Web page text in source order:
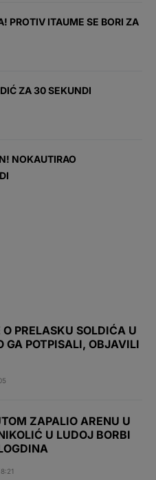
PROTIV ITAUME SE BORI ZA
ZA 30 SEKUNDI
NOKAUTIRAO
PRELASKU SOLDIĆA U
GA POTPISALI, OBJAVILI
ZAPALIO ARENU U
U LUDOJ BORBI